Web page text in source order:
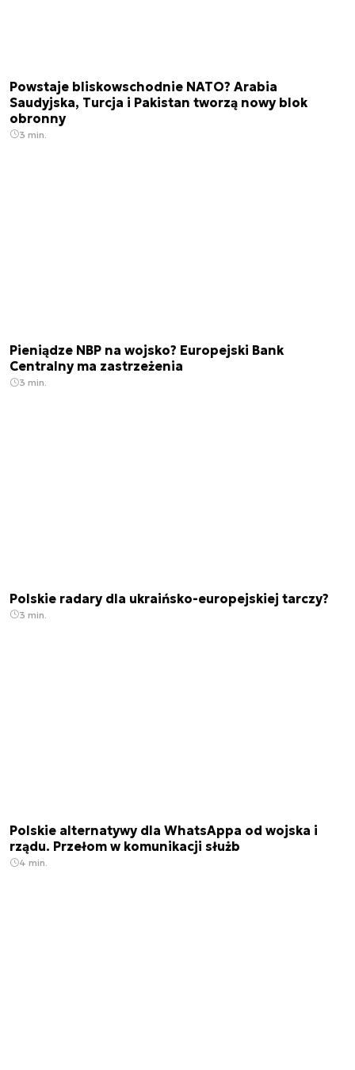
Powstaje bliskowschodnie NATO? Arabia
Saudyjska, Turcja i Pakistan tworzą nowy blok
obronny
3 min.
Pieniądze NBP na wojsko? Europejski Bank
Centralny ma zastrzeżenia
3 min.
Polskie radary dla ukraińsko-europejskiej tarczy?
3 min.
Polskie alternatywy dla WhatsAppa od wojska i
rządu. Przełom w komunikacji służb
4 min.